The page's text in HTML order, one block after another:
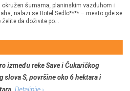
okružen šumama, planinskim vazduhom i
nalazi se Hotel Sedlo**** – mesto gde se
da doživite po...
između reke Save i Čukaričkog
slova S, površine oko 6 hektara i
Detaljnije ›